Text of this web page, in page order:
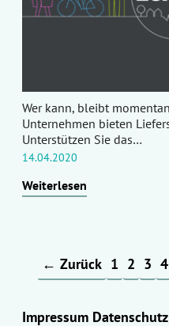
Wer kann, bleibt
Unternehmen bieten
Unterstützen Sie das…
14.04.2020
Weiterlesen
← Zurück 1 2 3 4
Impressum Datenschutz